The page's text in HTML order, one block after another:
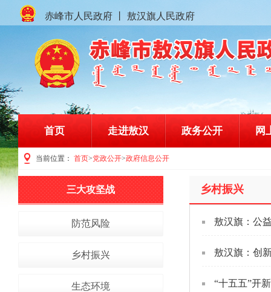
赤峰市人民政府 敖汉旗人民政府
赤峰市敖汉旗人民政府门户网站
首页 走进敖汉 政务公开 网
当前位置： 首页>党政公开>政府信息公开
三大攻坚战
防范风险
乡村振兴
生态环境
乡村振兴
敖汉旗：公
敖汉旗：创
“十五五”开